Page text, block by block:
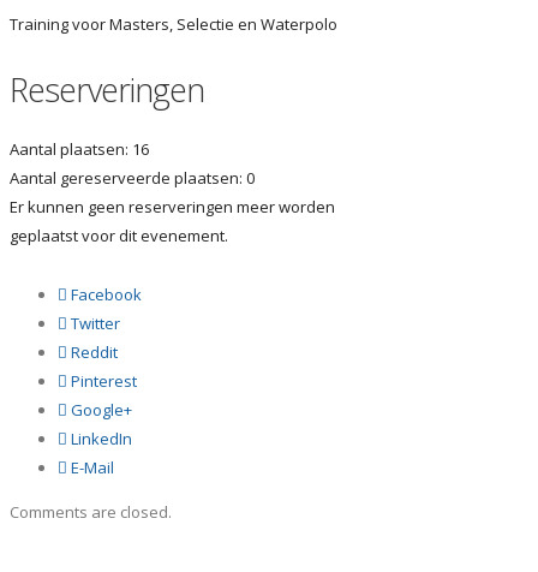
Training voor Masters, Selectie en Waterpolo
Reserveringen
Aantal plaatsen: 16
Aantal gereserveerde plaatsen: 0
Er kunnen geen reserveringen meer worden
geplaatst voor dit evenement.
Facebook
Twitter
Reddit
Pinterest
Google+
LinkedIn
E-Mail
Comments are closed.